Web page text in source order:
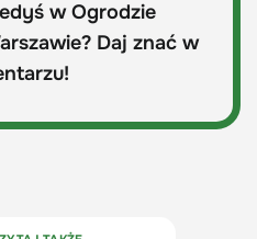
w Ogrodzie
Daj znać w